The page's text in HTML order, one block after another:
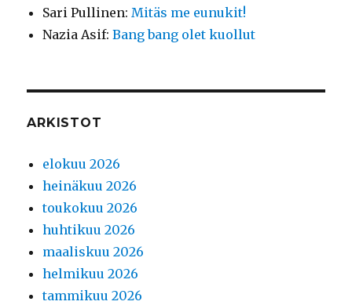
Sari Pullinen:Mitäs me eunukit!
Nazia Asif:Bang bang olet kuollut
ARKISTOT
elokuu 2026
heinäkuu 2026
toukokuu 2026
huhtikuu 2026
maaliskuu 2026
helmikuu 2026
tammikuu 2026